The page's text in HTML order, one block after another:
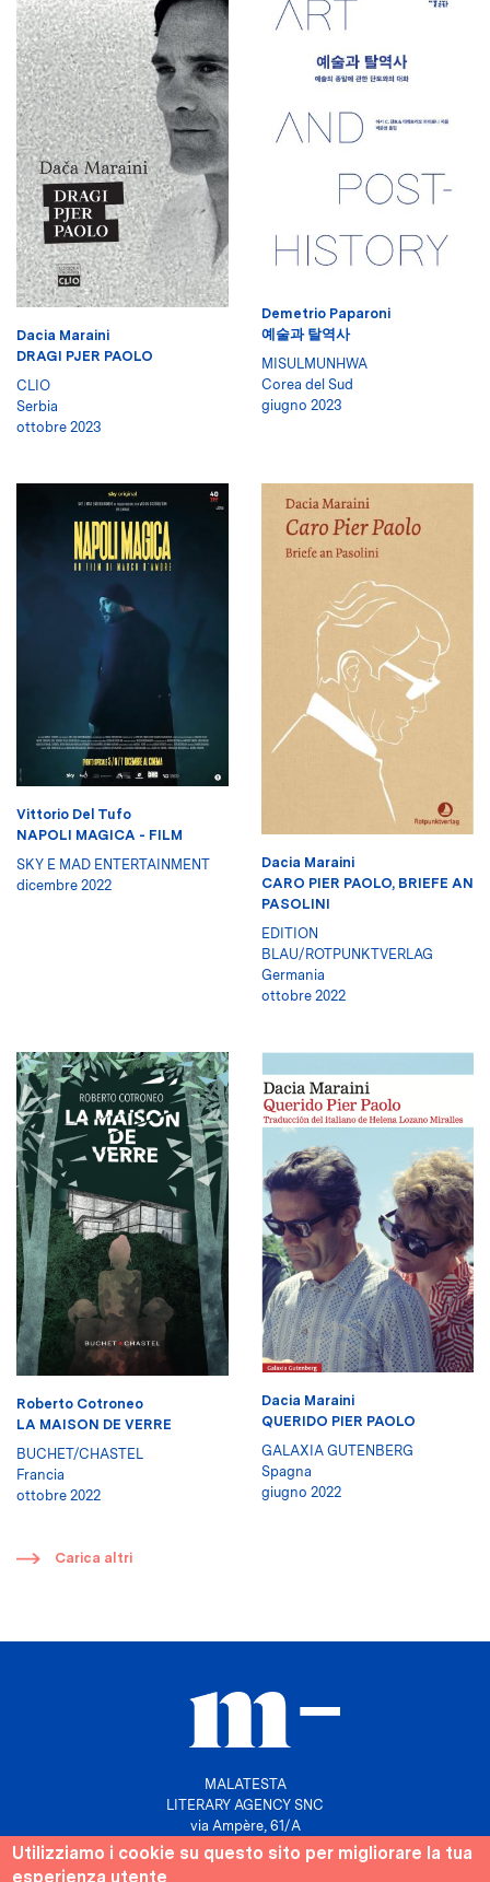
Dacia Maraini
DRAGI PJER PAOLO
CLIO
Serbia
ottobre 2023
Demetrio Paparoni
예술과 탈역사
MISULMUNHWA
Corea del Sud
giugno 2023
Vittorio Del Tufo
NAPOLI MAGICA - FILM
SKY E MAD ENTERTAINMENT
dicembre 2022
Dacia Maraini
CARO PIER PAOLO, BRIEFE AN
PASOLINI
EDITION
BLAU/ROTPUNKTVERLAG
Germania
ottobre 2022
Roberto Cotroneo
LA MAISON DE VERRE
BUCHET/CHASTEL
Francia
ottobre 2022
Dacia Maraini
QUERIDO PIER PAOLO
GALAXIA GUTENBERG
Spagna
giugno 2022
​ Carica altri
MALATESTA
LITERARY AGENCY SNC
via Ampère, 61/A
20131 Milano
Utilizziamo i cookie su questo sito per migliorare la tua
esperienza utente